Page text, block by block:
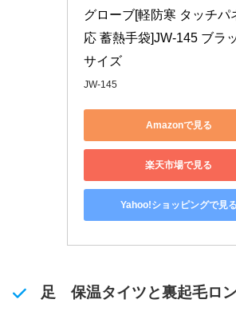
グローブ[軽防寒 タッチパ
応 蓄熱手袋]JW-145 ブラ
サイズ
JW-145
Amazonで見る
楽天市場で見る
Yahoo!ショッピングで見る
足 保温タイツと裏起毛ロ